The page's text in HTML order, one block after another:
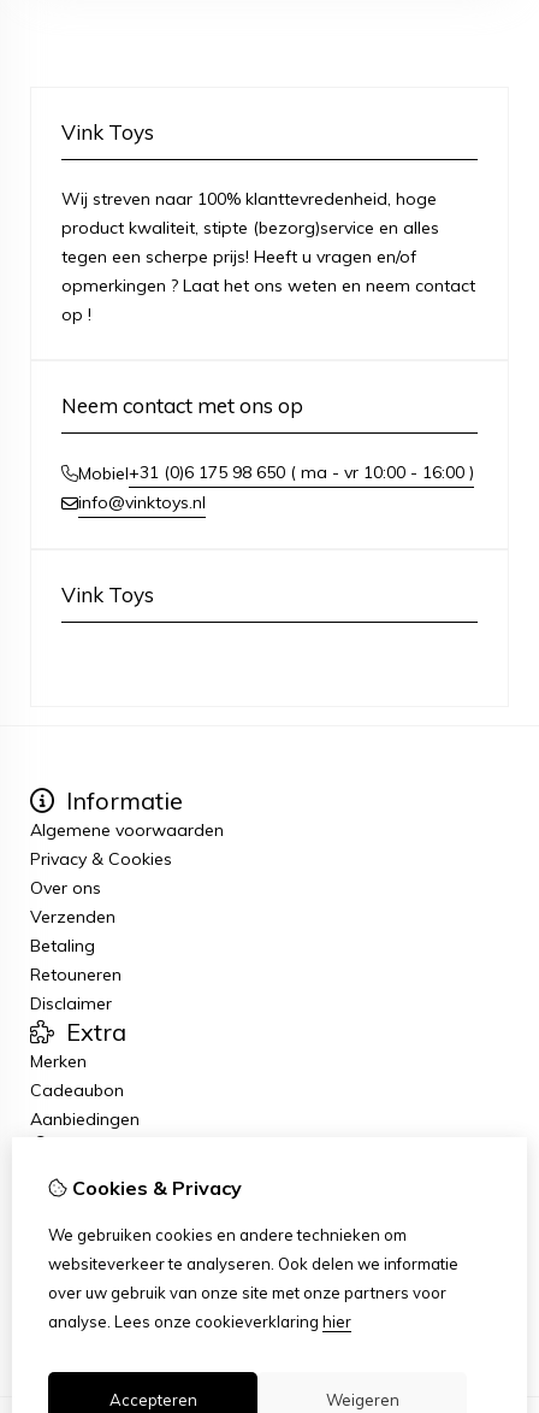
Vink Toys
Wij streven naar 100% klanttevredenheid, hoge
product kwaliteit, stipte (bezorg)service en alles
tegen een scherpe prijs! Heeft u vragen en/of
opmerkingen ? Laat het ons weten en neem contact
op !
Neem contact met ons op
Mobiel+31 (0)6 175 98 650 ( ma - vr 10:00 - 16:00 )
info@vinktoys.nl
Vink Toys
Informatie
Algemene voorwaarden
Privacy & Cookies
Over ons
Verzenden
Betaling
Retouneren
Disclaimer
Extra
Merken
Cadeaubon
Aanbiedingen
Inloggen
Klantenservice
Contact
Retourneren
Sitemap
Cookies & Privacy
We gebruiken cookies en andere technieken om
websiteverkeer te analyseren. Ook delen we informatie
over uw gebruik van onze site met onze partners voor
analyse. Lees onze cookieverklaring hier
Accepteren Weigeren